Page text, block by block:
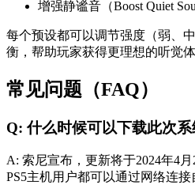
增强静谧音（Boost Quiet
每个预设都可以调节强度（弱、
衡，帮助玩家获得更理想的听觉体
常见问题（FAQ）
Q: 什么时候可以下载此次系
A: 索尼宣布，更新将于2024年4
PS5主机用户都可以通过网络连接